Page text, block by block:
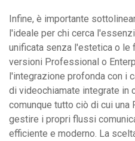
Infine, è importante
l'ideale per chi cerca
unificata senza l'estetica o le
versioni Professional o
l'integrazione profonda con i
di videochiamate integrate in
comunque tutto ciò di cui
gestire i propri flussi
efficiente e moderno. La